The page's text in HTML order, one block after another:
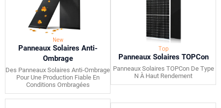
New
Panneaux Solaires Anti-
Ombrage
Des Panneaux Solaires Anti-Ombrage
Pour Une Production Fiable En
Conditions Ombragées
Top
Panneaux Solaires TOPCon
Panneaux Solaires TOPCon De Type
N À Haut Rendement